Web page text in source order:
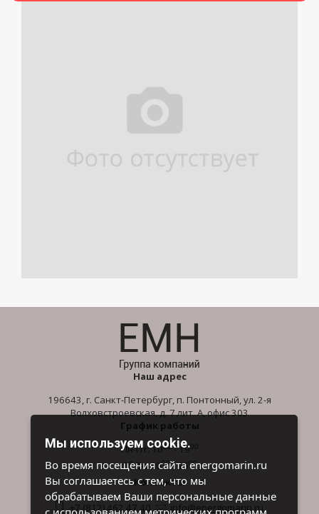
Наш адрес
196643, г. Санкт-Петербург, п. Понтонный, ул. 2-я
Волховстроевская, д. 7 лит. А, офис 303
График работы
Пн-Пт: 1000- 1900
Сб-Вс: 1000- 1600
Контакты
+7 (812) 462 47 40 info@energomarin.ru
Мы используем cookie.
Во время посещения сайта energomarin.ru
Вы соглашаетесь с тем, что мы
обрабатываем Ваши персональные данные